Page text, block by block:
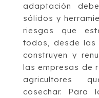
adaptación
sólidos y
riesgos que
todos, desde las
construyen y
las empresas de
agricultores
cosechar. Para